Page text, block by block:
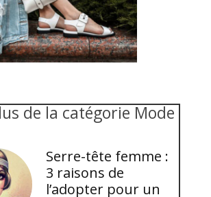
de la catégorie Mode
Serre-tête femme :
3 raisons de
l’adopter pour un